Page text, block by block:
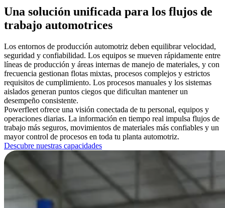
Una solución unificada para los flujos de
trabajo automotrices
Los entornos de producción automotriz deben equilibrar velocidad,
seguridad y confiabilidad. Los equipos se mueven rápidamente entre
líneas de producción y áreas internas de manejo de materiales, y con
frecuencia gestionan flotas mixtas, procesos complejos y estrictos
requisitos de cumplimiento. Los procesos manuales y los sistemas
aislados generan puntos ciegos que dificultan mantener un
desempeño consistente.
Powerfleet ofrece una visión conectada de tu personal, equipos y
operaciones diarias. La información en tiempo real impulsa flujos de
trabajo más seguros, movimientos de materiales más confiables y un
mayor control de procesos en toda tu planta automotriz.
Descubre nuestras capacidades